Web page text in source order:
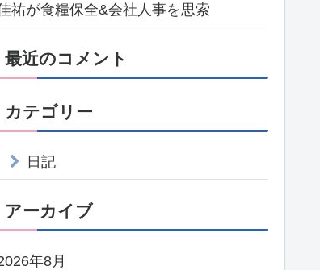
祐が食糧保全&会社人事を思索
最近のコメント
カテゴリー
日記
アーカイブ
年8月